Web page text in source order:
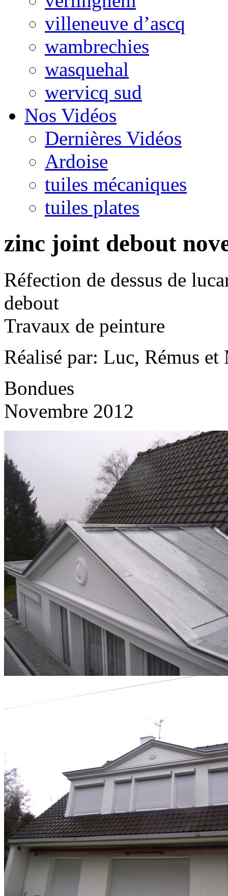
villeneuve d’ascq
wambrechies
wasquehal
wervicq sud
Nos Vidéos
Dernières Vidéos
Ardoise
tuiles mécaniques
tuiles plates
zinc joint debout
Réfection de dessus de
debout
Travaux de peinture
Réalisé par: Luc, Rémus
Bondues
Novembre 2012